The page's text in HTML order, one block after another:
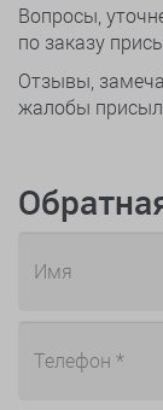
Вопросы,
по заказу
Отзывы,
жалобы